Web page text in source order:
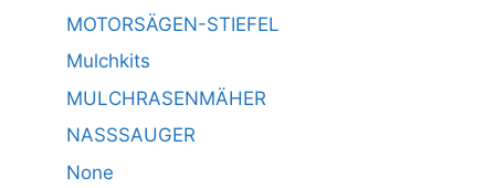
MOTORSÄGEN-STIEFEL
Mulchkits
MULCHRASENMÄHER
NASSSAUGER
None